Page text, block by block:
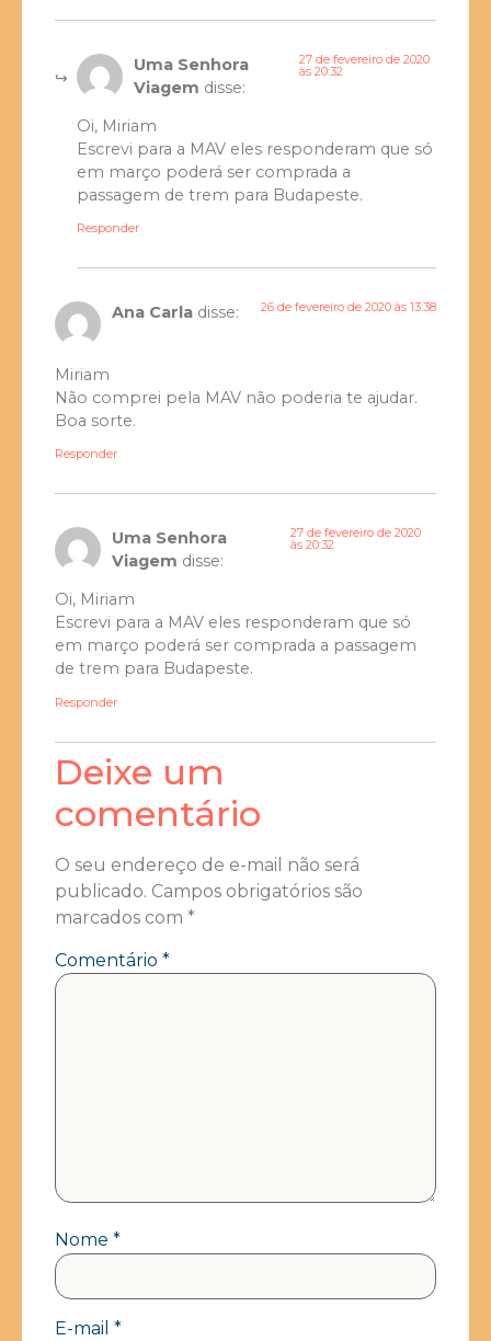
Uma Senhora
Viagem disse:
27 de fevereiro de 2020
às 20:32
Oi, Miriam
Escrevi para a MAV eles responderam que só
em março poderá ser comprada a
passagem de trem para Budapeste.
Responder
Ana Carla disse: 26 de fevereiro de 2020 às 13:38
Miriam
Não comprei pela MAV não poderia te ajudar.
Boa sorte.
Responder
Uma Senhora
Viagem disse:
27 de fevereiro de 2020
às 20:32
Oi, Miriam
Escrevi para a MAV eles responderam que só
em março poderá ser comprada a passagem
de trem para Budapeste.
Responder
Deixe um
comentário
O seu endereço de e-mail não será
publicado. Campos obrigatórios são
marcados com *
Comentário *
Nome *
E-mail *